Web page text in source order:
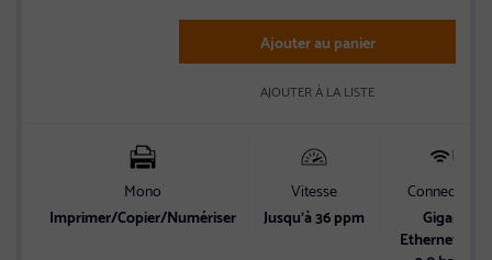
Ajouter au panier
AJOUTER À LA LISTE
Mono
Imprimer/Copier/Numériser
Vitesse
Jusqu’à 36 ppm
Connectivité
Gigabit
Ethernet, USB